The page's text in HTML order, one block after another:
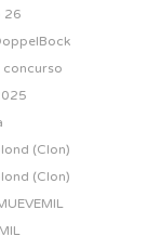
26
concurso
(Clon)
(Clon)